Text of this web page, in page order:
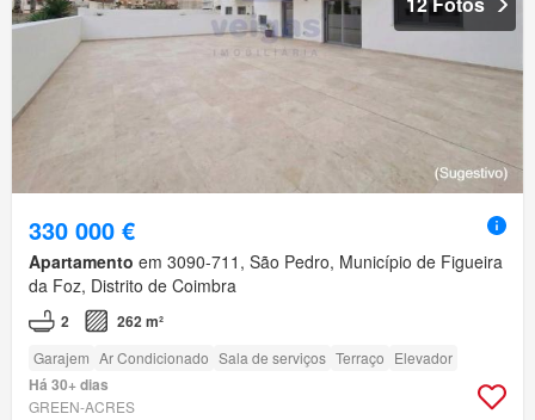
330 000 €
Apartamento em 3090-711, São Pedro, Município de Figueira
da Foz, Distrito de Coimbra
2 262 m²
Garajem Ar Condicionado Sala de serviços Terraço Elevador
Há 30+ dias
GREEN-ACRES